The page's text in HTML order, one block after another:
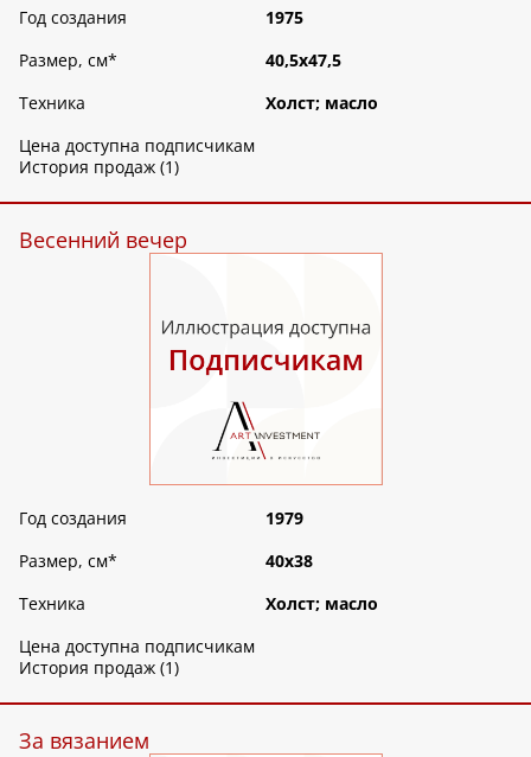
Год создания
1975
Размер, см*
40,5х47,5
Техника
Холст; масло
Цена доступна подписчикам
История продаж (1)
Весенний вечер
Год создания
1979
Размер, см*
40х38
Техника
Холст; масло
Цена доступна подписчикам
История продаж (1)
За вязанием